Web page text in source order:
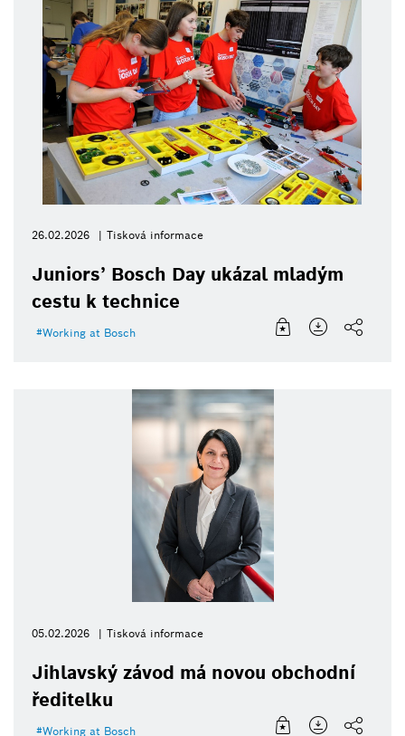
26.02.2026 Tisková informace
Juniors’ Bosch Day ukázal mladým
cestu k technice
Working at Bosch
05.02.2026 Tisková informace
Jihlavský závod má novou obchodní
ředitelku
Working at Bosch